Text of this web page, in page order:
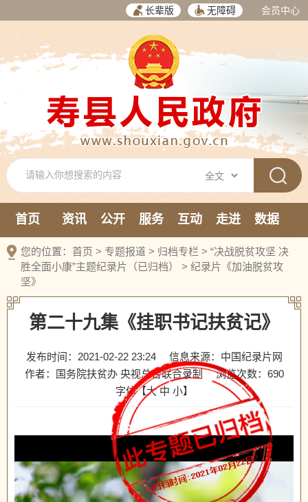
长辈版 无障碍 会员中心
首页 资讯 公开 服务 互动 走进
数据
新媒体
您的位置： 首页 > 专题报道 > 归档专栏 > “决战脱贫攻坚 决
胜全面小康”主题纪录片（已归档）
> 纪录片《加油脱贫攻
坚》
第二十九集《挂职书记扶贫记》
发布时间：2021-02-22 23:24
信息来源：中国纪录片网
作者：国务院扶贫办 央视总台联合录制
浏览次数： 690
字体【大 中 小】